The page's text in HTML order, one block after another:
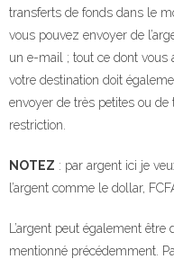
transferts de fonds dans le
vous pouvez envoyer de
un e-mail ; tout ce dont vous
votre destination doit
envoyer de très petites ou de
restriction.
NOTEZ : par argent ici je
l’argent comme le dollar,
L’argent peut également
mentionné précédemment.